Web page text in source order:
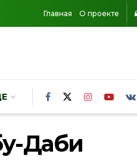
Главная О проекте
Даби